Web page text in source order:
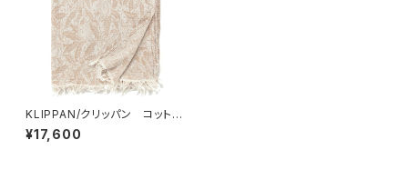
KLIPPAN/クリッパン コットン
スロー フルーツ ウィリアム・
モリス
¥17,600